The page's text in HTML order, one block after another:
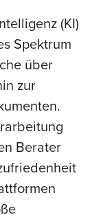
(KI)
Spektrum
über
zur
Berater